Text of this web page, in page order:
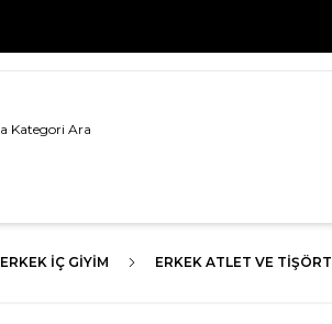
ERKEK İÇ GIYIM ERKEK ATLET VE TIŞÖRT